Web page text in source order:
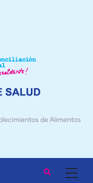
de Alimentos